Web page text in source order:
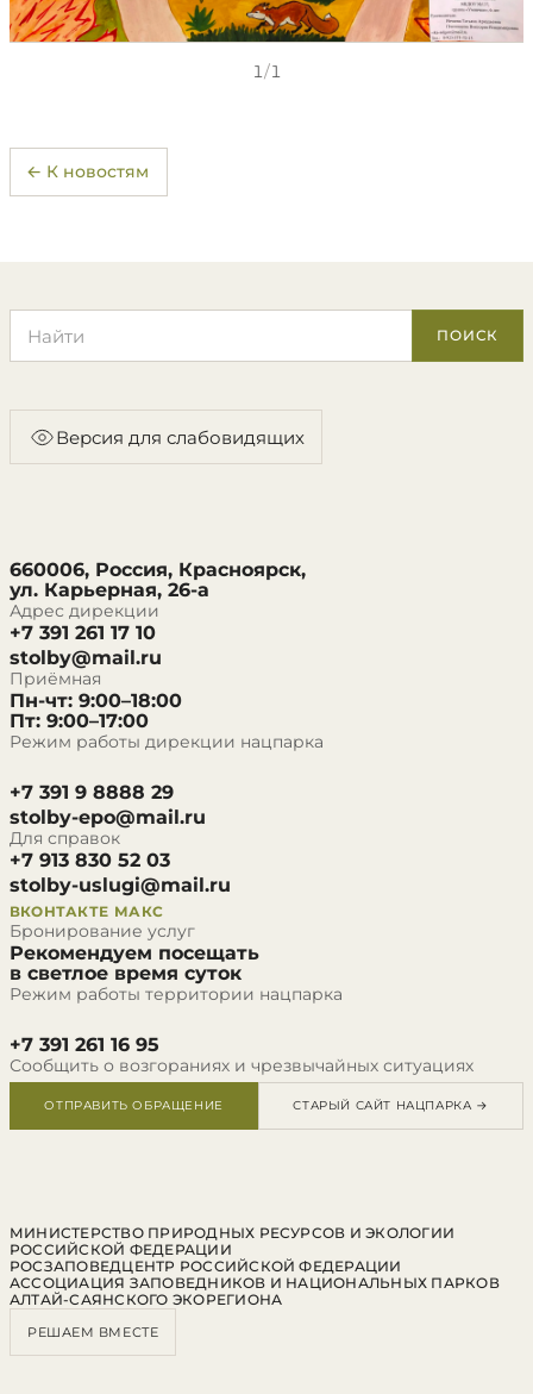
1/1
← К новостям
ПОИСК
Версия для слабовидящих
660006, Россия, Красноярск,
ул. Карьерная, 26-а
Адрес дирекции
+7 391 261 17 10
stolby@mail.ru
Приёмная
Пн-чт: 9:00–18:00
Пт: 9:00–17:00
Режим работы дирекции нацпарка
+7 391 9 8888 29
stolby-epo@mail.ru
Для справок
+7 913 830 52 03
stolby-uslugi@mail.ru
ВКОНТАКТЕ МАКС
Бронирование услуг
Рекомендуем посещать
в светлое время суток
Режим работы территории нацпарка
+7 391 261 16 95
Сообщить о возгораниях и чрезвычайных ситуациях
ОТПРАВИТЬ ОБРАЩЕНИЕ СТАРЫЙ САЙТ НАЦПАРКА →
МИНИСТЕРСТВО ПРИРОДНЫХ РЕСУРСОВ И ЭКОЛОГИИ
РОССИЙСКОЙ ФЕДЕРАЦИИ
РОСЗАПОВЕДЦЕНТР РОССИЙСКОЙ ФЕДЕРАЦИИ
АССОЦИАЦИЯ ЗАПОВЕДНИКОВ И НАЦИОНАЛЬНЫХ ПАРКОВ
АЛТАЙ-САЯНСКОГО ЭКОРЕГИОНА
РЕШАЕМ ВМЕСТЕ